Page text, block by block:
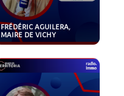
FRÉDÉRIC AGUILERA,
MAIRE DE VICHY